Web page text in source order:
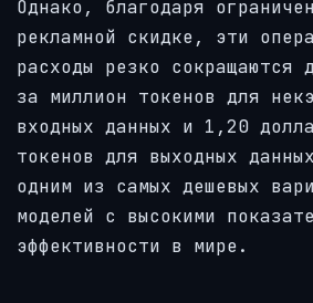
Однако, благодаря
рекламной скидке, эти
расходы резко сокращаются
за миллион токенов для
входных данных и 1,20
токенов для выходных
одним из самых дешевых
моделей с высокими
эффективности в мире.